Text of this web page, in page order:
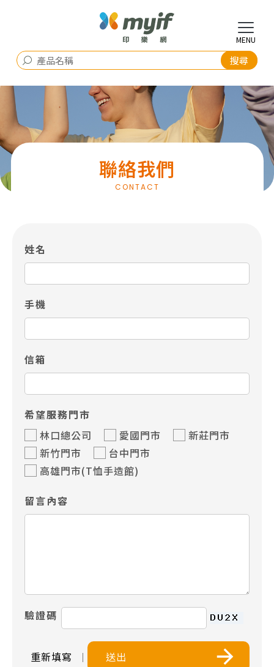
聯絡我們
姓名
手機
信箱
留言內容
希望服務門市
林口總公司
愛國門市
新莊門市
新竹門市
台中門市
高雄門市(T恤手造館)
驗證碼
｜